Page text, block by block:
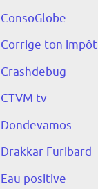
ConsoGlobe
Corrige ton impôt
Crashdebug
CTVM tv
Dondevamos
Drakkar Furibard
Eau positive